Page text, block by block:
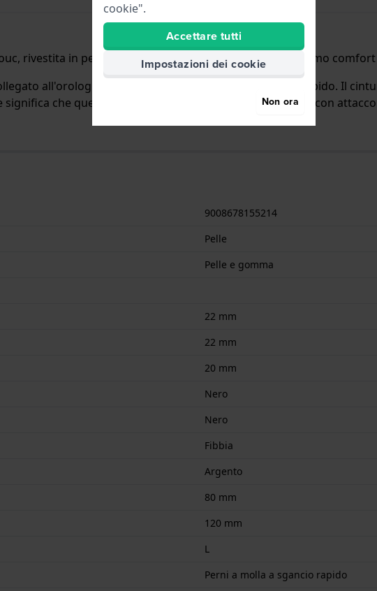
rivestita in pelle di vitello italiana naturale, crea il massimo
all'orologio per mezzo di perni a molla a sgancio rapido. Il
che questo cinturino è adatto a tutti gli orologi di con
9008678155214
Pelle
Pelle e gomma
22 mm
22 mm
20 mm
Nero
Nero
Fibbia
Argento
80 mm
120 mm
L
Perni a molla a sgancio rapido
cookie".
Accettare tutti
Impostazioni dei cookie
Non ora